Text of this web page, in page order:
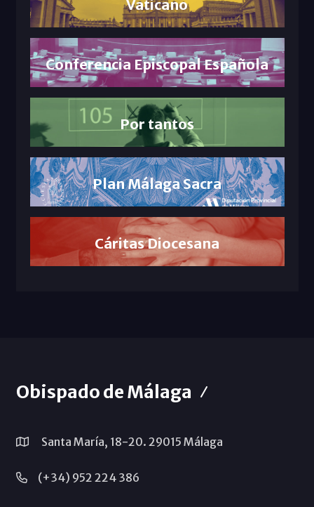
Vaticano
Conferencia Episcopal Española
Por tantos
Plan Málaga Sacra
Cáritas Diocesana
Obispado de Málaga
Santa María, 18-20. 29015 Málaga
(+34) 952 224 386